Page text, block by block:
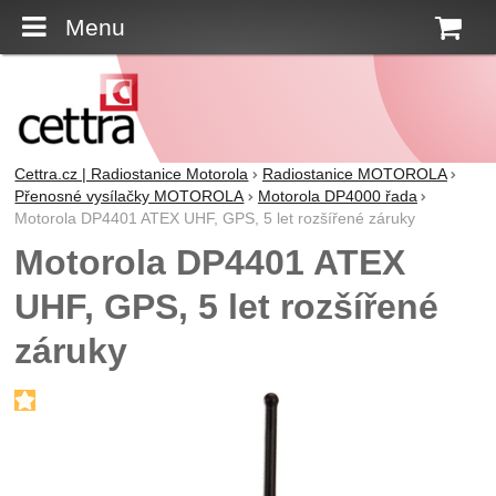
Menu
Cettra.cz | Radiostanice Motorola
Radiostanice MOTOROLA
Přenosné vysílačky MOTOROLA
Motorola DP4000 řada
Motorola DP4401 ATEX UHF, GPS, 5 let rozšířené záruky
Motorola DP4401 ATEX
UHF, GPS, 5 let rozšířené
záruky
Fotografie